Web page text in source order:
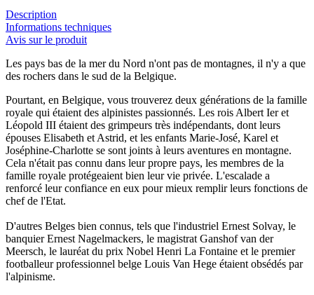
Description
Informations techniques
Avis sur le produit
Les pays bas de la mer du Nord n'ont pas de montagnes, il n'y a que
des rochers dans le sud de la Belgique.
Pourtant, en Belgique, vous trouverez deux générations de la famille
royale qui étaient des alpinistes passionnés. Les rois Albert Ier et
Léopold III étaient des grimpeurs très indépendants, dont leurs
épouses Elisabeth et Astrid, et les enfants Marie-José, Karel et
Joséphine-Charlotte se sont joints à leurs aventures en montagne.
Cela n'était pas connu dans leur propre pays, les membres de la
famille royale protégeaient bien leur vie privée. L'escalade a
renforcé leur confiance en eux pour mieux remplir leurs fonctions de
chef de l'Etat.
D'autres Belges bien connus, tels que l'industriel Ernest Solvay, le
banquier Ernest Nagelmackers, le magistrat Ganshof van der
Meersch, le lauréat du prix Nobel Henri La Fontaine et le premier
footballeur professionnel belge Louis Van Hege étaient obsédés par
l'alpinisme.